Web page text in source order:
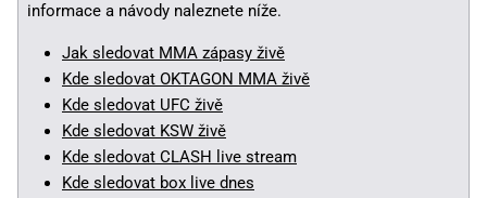
informace a návody naleznete níže.
Jak sledovat MMA zápasy živě
Kde sledovat OKTAGON MMA živě
Kde sledovat UFC živě
Kde sledovat KSW živě
Kde sledovat CLASH live stream
Kde sledovat box live dnes